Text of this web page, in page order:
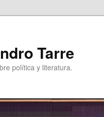
Tarre
política y literatura.